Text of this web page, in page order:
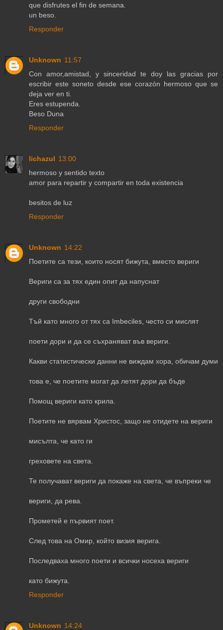
que disfrutes el fin de semana.
un beso.
Responder
Unknown 11:57
Con amor,amistad, y sinceridad te doy las gracias por
escribir este soneto desde ese corazón hermoso que se
deja ver en ti.
Eres estupenda.
Beso Duna
Responder
lichazul 13:00
hermoso y sentido texto
amor para repartir y compartir en toda existencia
besitos de luz
Responder
Unknown 14:22
Поетите са тези, които носят бижута, вместо вериги
Вериги са за тях един опит да напуснат
други свободни
Тъй като много от тях са Imbeciles, често си мислят
поети дори и да се съхраняват във вериги.
Какви статистически данни не виждам хора, обичам думи
това е, че поетите могат да летят дори да бъде
Помощ вериги като крила.
Поетите не вярвам Христос, защо не отидете на вериги
мисълта, че като ги
греховете на света.
Те получават вериги да покаже на света, че въпреки че
вериги, да рева.
Прометей е първият поет.
След това на Омир, който визия верига.
Последваха много поети и всички носеха вериги
като бижута.
Responder
Unknown 14:24